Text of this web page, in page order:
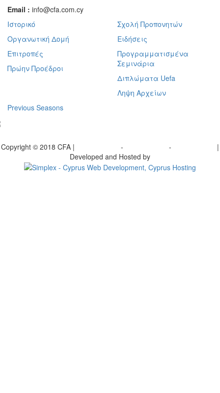
Email : info@cfa.com.cy
Ιστορικό
Οργανωτική Δομή
Επιτροπές
Πρώην Προέδροι
Σχολή Προπονητών
Ειδήσεις
Προγραμματισμένα
Σεμινάρια
Διπλώματα Uefa
Ληψη Αρχείων
Previous Seasons
Copyright © 2018 CFA | - -
|
Developed and Hosted by